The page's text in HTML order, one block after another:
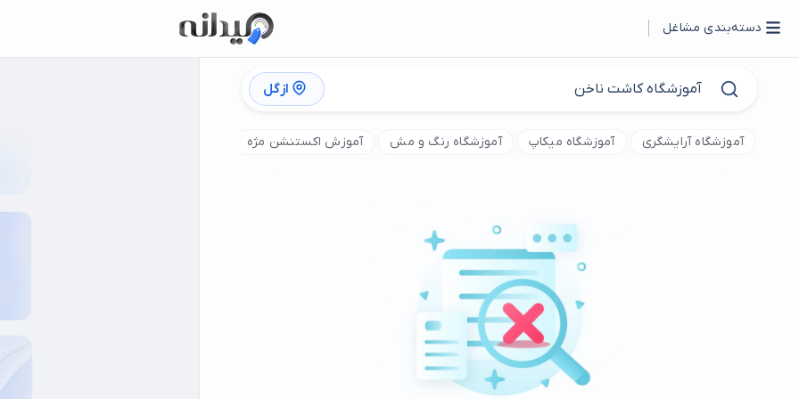
دسته‌بندی مشاغل
ازگل
آموزشگاه آرایشگری آموزشگاه میکاپ آموزشگاه رنگ و مش آموزش اکستنشن مژه